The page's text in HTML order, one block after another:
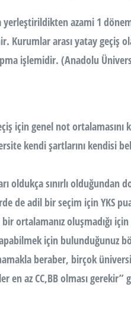
yerleştirildikten azami 1
Kurumlar arası yatay geçiş
işlemidir. (Anadolu
için genel not
kendi şartlarını
oldukça sınırlı olduğundan
de adil bir seçim için YKS
bir ortalamanız oluşmadığı
için bulunduğunuz
beraber, birçok
en az CC,BB olması